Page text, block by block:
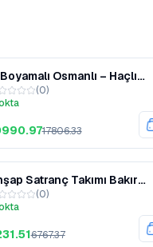
Osmanlı – Haçlı
Satranç Takımı –
Taşlı Ahşap Kapaklı
(0)
17806.33
Satranç Takımı Bakır
Metal Taşlı MERKP30B
(0)
6767.37